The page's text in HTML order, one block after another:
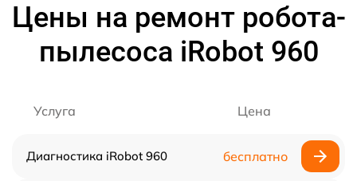
Цены на ремонт робота-
пылесоса iRobot 960
Услуга Цена
Диагностика iRobot 960 бесплатно